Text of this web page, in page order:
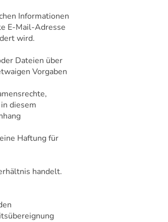
Informationen
E-Mail-Adresse
wird.
Dateien über
Vorgaben
diesem
Haftung für
handelt.